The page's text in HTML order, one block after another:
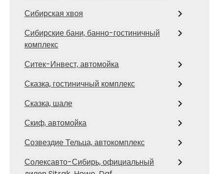
Сибирская хвоя
Сибирские бани, банно-гостиничный
комплекс
Ситек-Инвест, автомойка
Сказка, гостиничный комплекс
Сказка, шале
Скиф, автомойка
Созвездие Тельца, автокомплекс
Солексавто-Сибирь, официальный